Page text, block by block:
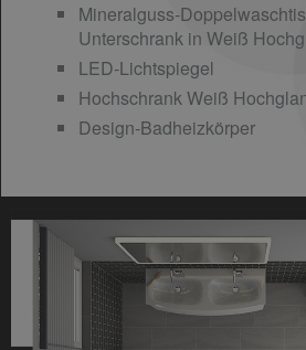
Mineralguss-
Unterschrank in Weiß
LED-Lichtspiegel
Hochschrank Weiß
Design-Badheizkörper